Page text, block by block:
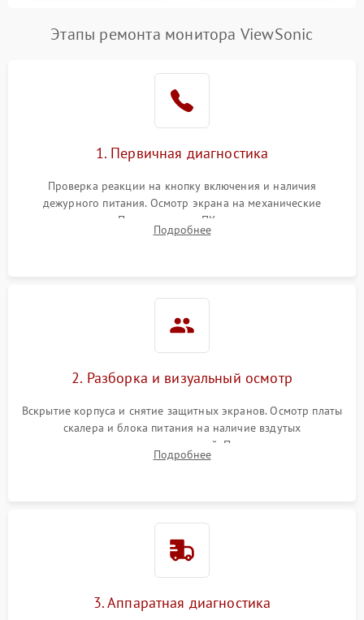
Этапы ремонта монитора ViewSonic
1. Первичная диагностика
Проверка реакции на кнопку включения и наличия
дежурного питания. Осмотр экрана на механические
повреждения. Подключение к ПК для оценки вывода
изображения, работы подсветки и выявления артефактов на
Подробнее
2. Разборка и визуальный осмотр
Вскрытие корпуса и снятие защитных экранов. Осмотр платы
скалера и блока питания на наличие вздутых
конденсаторов, прогаров, окислений. Проверка надежности
контактов и целостности шлейфов матрицы.
Подробнее
3. Аппаратная диагностика